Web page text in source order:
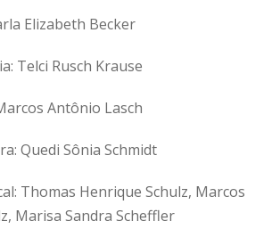
Elizabeth Becker
Telci Rusch Krause
Antônio Lasch
Quedi Sônia Schmidt
Thomas Henrique Schulz, Marcos
Marisa Sandra Scheffler